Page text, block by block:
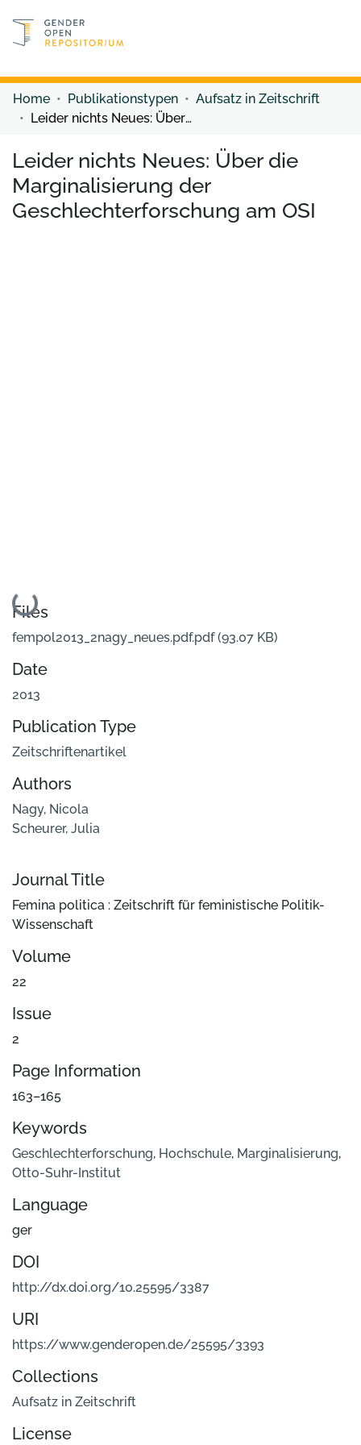
Discover content
Home Publikationstypen
Aufsatz in Zeitschrift
Leider nichts Neues: Über die Marginalisierung der Geschlechterforschung am OSI
Leider nichts Neues: Über die
Marginalisierung der
Geschlechterforschung am OSI
Loading...
Files
fempol2013_2nagy_neues.pdf.pdf(93.07 KB)
Date
2013
Publication Type
Zeitschriftenartikel
Authors
Nagy, Nicola
Scheurer, Julia
Journal Title
Femina politica : Zeitschrift für feministische Politik-
Wissenschaft
Volume
22
Issue
2
Page Information
163–165
Keywords
Geschlechterforschung, Hochschule, Marginalisierung,
Otto-Suhr-Institut
Language
ger
DOI
http://dx.doi.org/10.25595/3387
URI
https://www.genderopen.de/25595/3393
Collections
Aufsatz in Zeitschrift
License